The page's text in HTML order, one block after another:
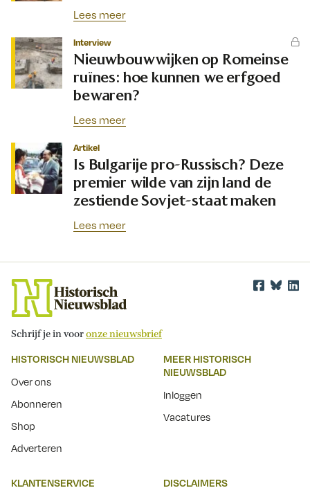
Lees meer
Interview
Nieuwbouwwijken op Romeinse
ruïnes: hoe kunnen we erfgoed
bewaren?
Lees meer
Artikel
Is Bulgarije pro-Russisch? Deze
premier wilde van zijn land de
zestiende Sovjet-staat maken
Lees meer
Schrijf je in vooronze nieuwsbrief
HISTORISCH NIEUWSBLAD
Over ons
Abonneren
Shop
Adverteren
MEER HISTORISCH
NIEUWSBLAD
Inloggen
Vacatures
KLANTENSERVICE DISCLAIMERS